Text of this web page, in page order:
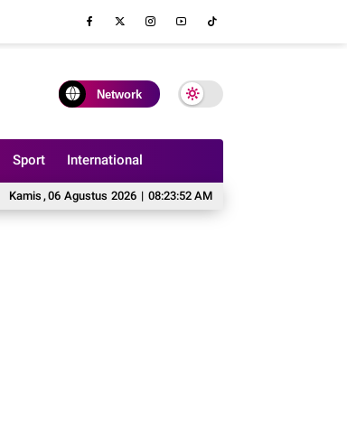
Network
Sport International
Kamis ,06 Agustus 2026 | 08:23:53 AM
Fungsi Flange dalam Sistem Perpipaan Industri yang Wajib